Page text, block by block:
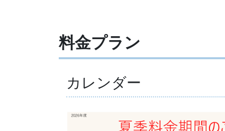
料金プラン
カレンダー